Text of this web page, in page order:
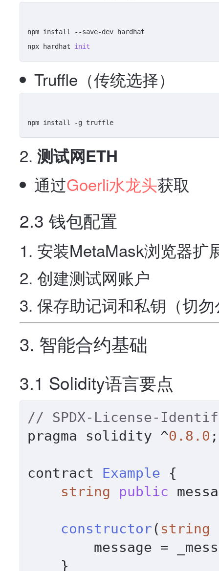
npm install --save-dev hardhat
npx hardhat init
Truffle（传统选择）
测试网ETH
通过Goerli水龙头获取
2.3 钱包配置
安装MetaMask浏览器扩
创建测试网账户
保存助记词和私钥（切
3. 智能合约基础
3.1 Solidity语言要点
// SPDX-License-
pragma solidity ^0.8 .0 ;
contract Example {
string
public
constructor( string